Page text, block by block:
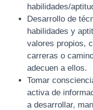
habilidades/
Desarrollo de
habilidades y
valores propios,
carreras o
adecuen a ellos.
Tomar
activa de
a desarrollar,